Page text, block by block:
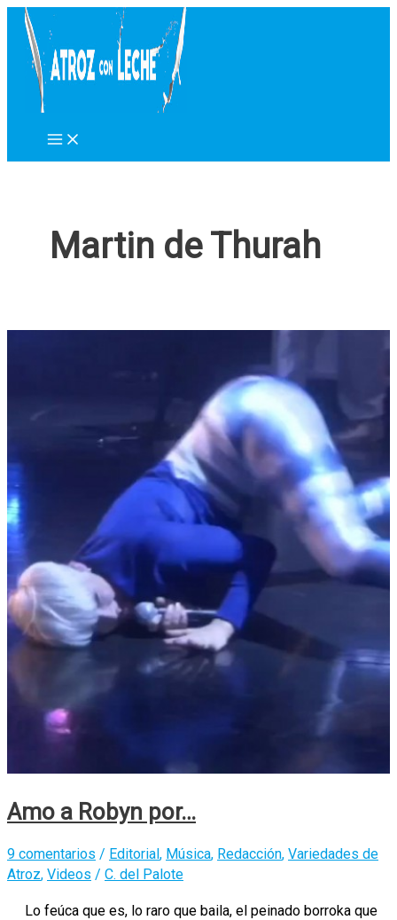
contenido
Martin de Thurah
Amo a Robyn por…
9 comentarios / Editorial, Música, Redacción, Variedades de
Atroz, Videos / C. del Palote
Lo feúca que es, lo raro que baila, el peinado borroka que